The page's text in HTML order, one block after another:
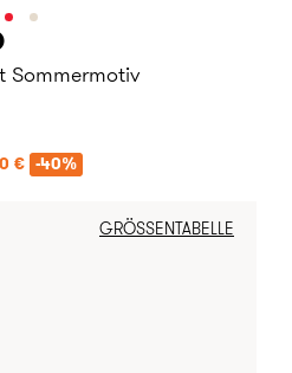
Sommermotiv
€ -40%
GRÖSSENTABELLE